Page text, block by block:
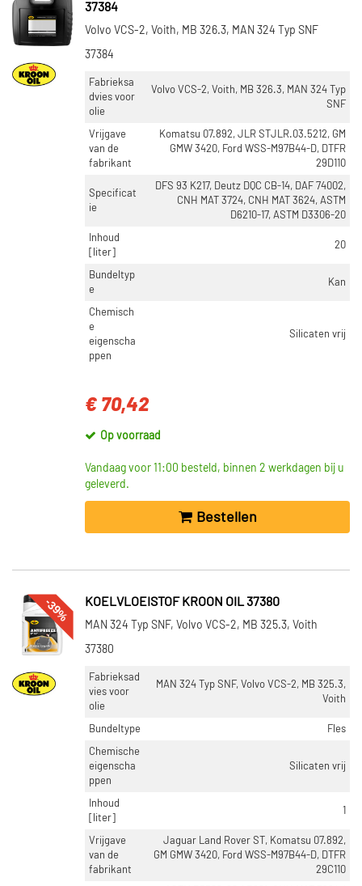
37384
Volvo VCS-2, Voith, MB 326.3, MAN 324 Typ SNF
37384
Fabrieksa
dvies voor
olie
Volvo VCS-2, Voith, MB 326.3, MAN 324 Typ
SNF
Vrijgave
van de
fabrikant
Komatsu 07.892, JLR STJLR.03.5212, GM
GMW 3420, Ford WSS-M97B44-D, DTFR
29D110
Specificat
ie
DFS 93 K217, Deutz DQC CB-14, DAF 74002,
CNH MAT 3724, CNH MAT 3624, ASTM
D6210-17, ASTM D3306-20
Inhoud
[liter]
20
Bundeltyp
e
Kan
Chemisch
e
eigenscha
ppen
Silicaten vrij
€ 70,42
Op voorraad
Vandaag voor 11:00 besteld, binnen 2 werkdagen bij u
geleverd.
Bestellen
-39% KOELVLOEISTOF KROON OIL 37380
MAN 324 Typ SNF, Volvo VCS-2, MB 325.3, Voith
37380
Fabrieksad
vies voor
olie
MAN 324 Typ SNF, Volvo VCS-2, MB 325.3,
Voith
Bundeltype
Fles
Chemische
eigenscha
ppen
Silicaten vrij
Inhoud
[liter]
1
Vrijgave
van de
fabrikant
Jaguar Land Rover ST, Komatsu 07.892,
GM GMW 3420, Ford WSS-M97B44-D, DTFR
29C110